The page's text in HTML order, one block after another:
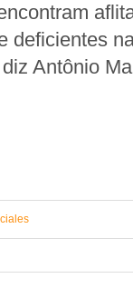
deficientes
Antônio